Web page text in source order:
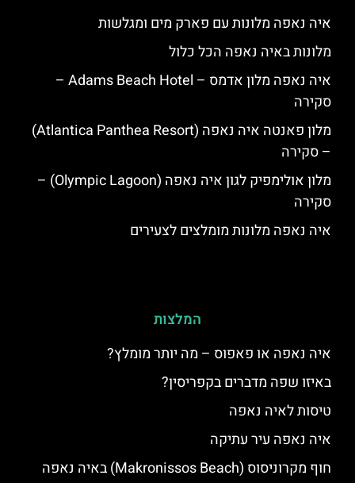
איה נאפה מלונות עם פארק מים ומגלשות
מלונות באיה נאפה הכל כלול
איה נאפה מלון אדמס – Adams Beach Hotel –
סקירה
מלון פאנטה איה נאפה (Atlantica Panthea Resort)
– סקירה
מלון אולימפיק לגון איה נאפה (Olympic Lagoon) –
סקירה
איה נאפה מלונות מומלצים לצעירים
המלצות
איה נאפה או פאפוס – מה יותר מומלץ?
באיזו שפה מדברים בקפריסין?
טיסות לאיה נאפה
איה נאפה עיר עתיקה
חוף מקרוניסוס (Makronissos Beach) באיה נאפה